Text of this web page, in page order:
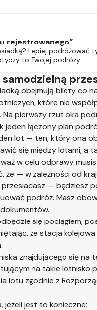
rejestrowanego”
Lepiej podróżować
to Twojej podróży.
obejmują bilety co
które nie
pierwszy rzut oka
jeden łączony plan
lot — ten, który ona
się między lotami, a
w celu odprawy
że — w zależności od
— będziesz
podróż. Masz
się pociągiem,
że stacja
znajdującego się na
na takie lotnisko
lotu zgodnie z
jeżeli jest to konieczne;